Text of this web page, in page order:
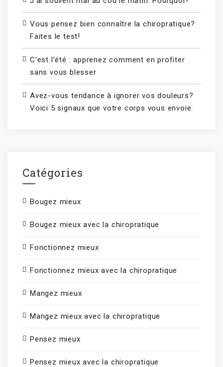
Vous pensez bien connaître la chiropratique?
Faites le test!
C’est l’été : apprenez comment en profiter
sans vous blesser
Avez-vous tendance à ignorer vos douleurs?
Voici 5 signaux que votre corps vous envoie.
Catégories
Bougez mieux
Bougez mieux avec la chiropratique
Fonctionnez mieux
Fonctionnez mieux avec la chiropratique
Mangez mieux
Mangez mieux avec la chiropratique
Pensez mieux
Pensez mieux avec la chiropratique